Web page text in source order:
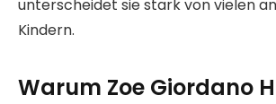
unterscheidet sie stark von vielen
Kindern.
Warum Zoe Giordano